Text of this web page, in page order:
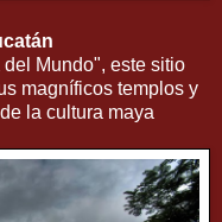
Mundo", este sitio
magníficos templos y
la cultura maya